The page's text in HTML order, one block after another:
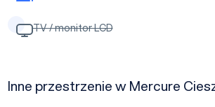
TV / monitor LCD
Inne przestrzenie w Mercure